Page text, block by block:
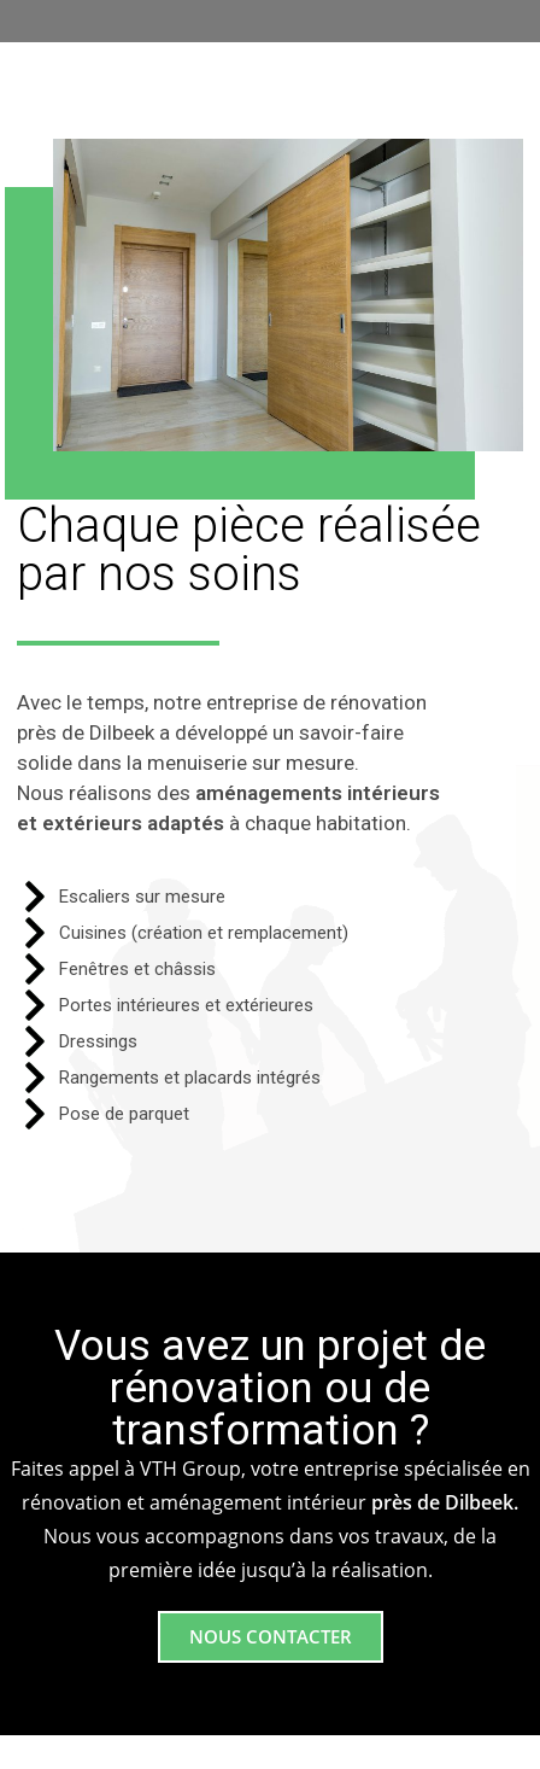
Chaque pièce réalisée
par nos soins
Avec le temps, notre entreprise de rénovation
près de Dilbeek a développé un savoir-faire
solide dans la menuiserie sur mesure.
Nous réalisons des aménagements intérieurs
et extérieurs adaptés à chaque habitation.
Escaliers sur mesure
Cuisines (création et remplacement)
Fenêtres et châssis
Portes intérieures et extérieures
Dressings
Rangements et placards intégrés
Pose de parquet
Vous avez un projet de
rénovation ou de
transformation ?
Faites appel à VTH Group, votre entreprise spécialisée en
rénovation et aménagement intérieur près de Dilbeek.
Nous vous accompagnons dans vos travaux, de la
première idée jusqu’à la réalisation.
NOUS CONTACTER